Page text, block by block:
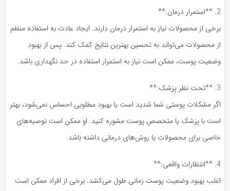
2. **استمرار درمان:**
برخی از محصولات نیاز به استمرار درمان دارند. ایجاد عادت به استفاده منظم
از محصولات می‌تواند به تحسین بهترین نتایج کمک کند. پس از بهبود
وضعیت پوست، ممکن است نیاز به استمرار استفاده در حد نگهداری باشد.
3. **تحت نظر پزشک:**
اگر مشکلات پوستی شما شدید است یا بهبود مطلوبی احساس نمی‌شود، بهتر
است با پزشک یا متخصص پوست مشوره کنید. او ممکن است توصیه‌های
خاصی برای محصولات یا روش‌های درمانی داشته باشد.
4. **انتظارات واقعی:**
اغلب بهبود وضعیت پوست زمانی طول می‌کشد. برخی از افراد ممکن است